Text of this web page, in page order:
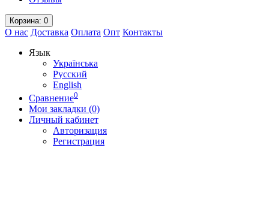
Корзина: 0
О нас Доставка Оплата Опт Контакты
Язык
Українська
Русский
English
Сравнение0
Мои закладки (0)
Личный кабинет
Авторизация
Регистрация